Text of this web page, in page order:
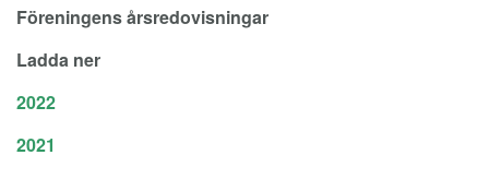
Föreningens årsredovisningar
Ladda ner
2022
2021